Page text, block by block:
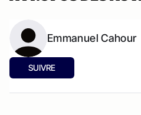
Emmanuel Cahour
SUIVRE